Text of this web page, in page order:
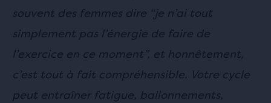
souvent des femmes dire “je n’ai tout
simplement pas l’énergie de faire de
l’exercice en ce moment”, et honnêtement,
c’est tout à fait compréhensible. Votre cycle
peut entraîner fatigue, ballonnements,